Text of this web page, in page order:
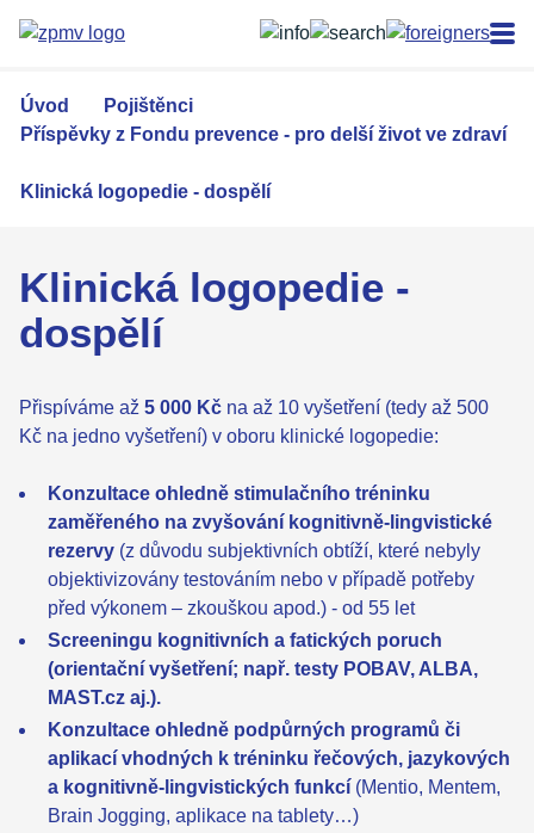
obsahu
Úvod
Pojištěnci
Příspěvky z Fondu prevence - pro delší život ve zdraví
Klinická logopedie - dospělí
Klinická logopedie -
dospělí
Přispíváme až 5 000 Kč na až 10 vyšetření (tedy až 500
Kč na jedno vyšetření) v oboru klinické logopedie:
Konzultace ohledně stimulačního tréninku
zaměřeného na zvyšování kognitivně-lingvistické
rezervy (z důvodu subjektivních obtíží, které nebyly
objektivizovány testováním nebo v případě potřeby
před výkonem – zkouškou apod.) - od 55 let
Screeningu kognitivních a fatických poruch
(orientační vyšetření; např. testy POBAV, ALBA,
MAST.cz aj.).
Konzultace ohledně podpůrných programů či
aplikací vhodných k tréninku řečových, jazykových
a kognitivně-lingvistických funkcí (Mentio, Mentem,
Brain Jogging, aplikace na tablety…)